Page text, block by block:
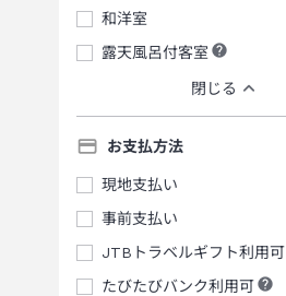
和洋室
露天風呂付客室
閉じる
お支払方法
現地支払い
事前支払い
JTBトラベルギフト利用可
たびたびバンク利用可